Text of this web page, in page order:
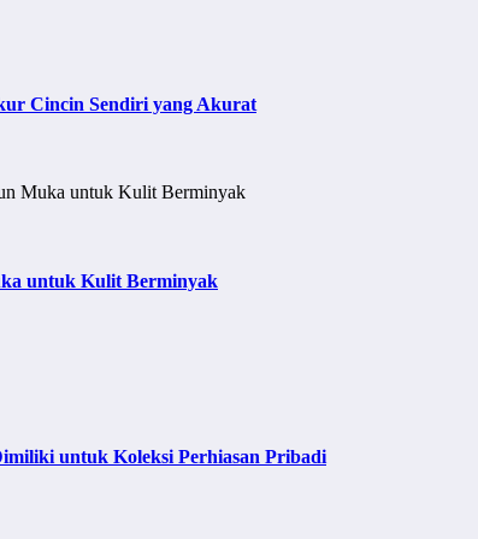
Cincin Sendiri yang Akurat
untuk Kulit Berminyak
untuk Koleksi Perhiasan Pribadi